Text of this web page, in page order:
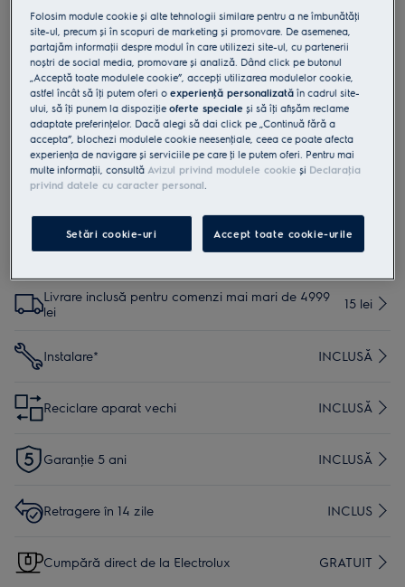
Cuptorul CombiQuick® 600 – încălzire combinată pentru o gătire mai
rapidă.
Pregătește preparate la cuptor mai repede folosind cuptorul cu
microunde plus convecție.
Controlează cu ușurință setările cuptorului cu ajutorul afișajului LED
EXPlore.
capitolele 1 și 2 din manualul de utilizare. Pentru utilizarea în
siguranţă a produsului, citește manualul de utilizare complet.
Cumpără de pe www.electrolux.ro și primești:
Livrare inclusă pentru comenzi mai mari de 4999
lei
15 lei
Instalare* INCLUSĂ
Reciclare aparat vechi INCLUSĂ
Garanţie 5 ani INCLUSĂ
Retragere în 14 zile INCLUS
Cumpără direct de la Electrolux GRATUIT
Folosim module cookie și alte tehnologii similare pentru a ne îmbunătăţi
site-ul, precum și în scopuri de marketing și promovare. De asemenea,
partajăm informaţii despre modul în care utilizezi site-ul, cu partenerii
noștri de social media, promovare și analiză. Dând click pe butonul
„Acceptă toate modulele cookie”, accepţi utilizarea modulelor cookie,
astfel încât să îţi putem oferi oexperienţă personalizată în cadrul site-
ului, să îţi punem la dispoziţieoferte speciale și să îţi afișăm reclame
adaptate preferinţelor. Dacă alegi să dai click pe „Continuă fără a
accepta”, blochezi modulele cookie neesenţiale, ceea ce poate afecta
experienţa de navigare și serviciile pe care ţi le putem oferi. Pentru mai
multe informaţii, consultăAvizul privind modulele cookie și Declaraţia
privind datele cu caracter personal.
Setări cookie-uri Accept toate cookie-urile